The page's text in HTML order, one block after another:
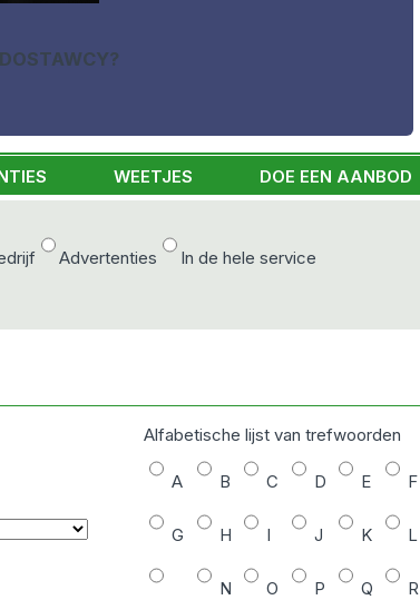
WEETJES DOE EEN AANBOD
Advertenties In de hele service
Alfabetische lijst van trefwoorden
A B C D E F
G H I J K L
N O P Q R